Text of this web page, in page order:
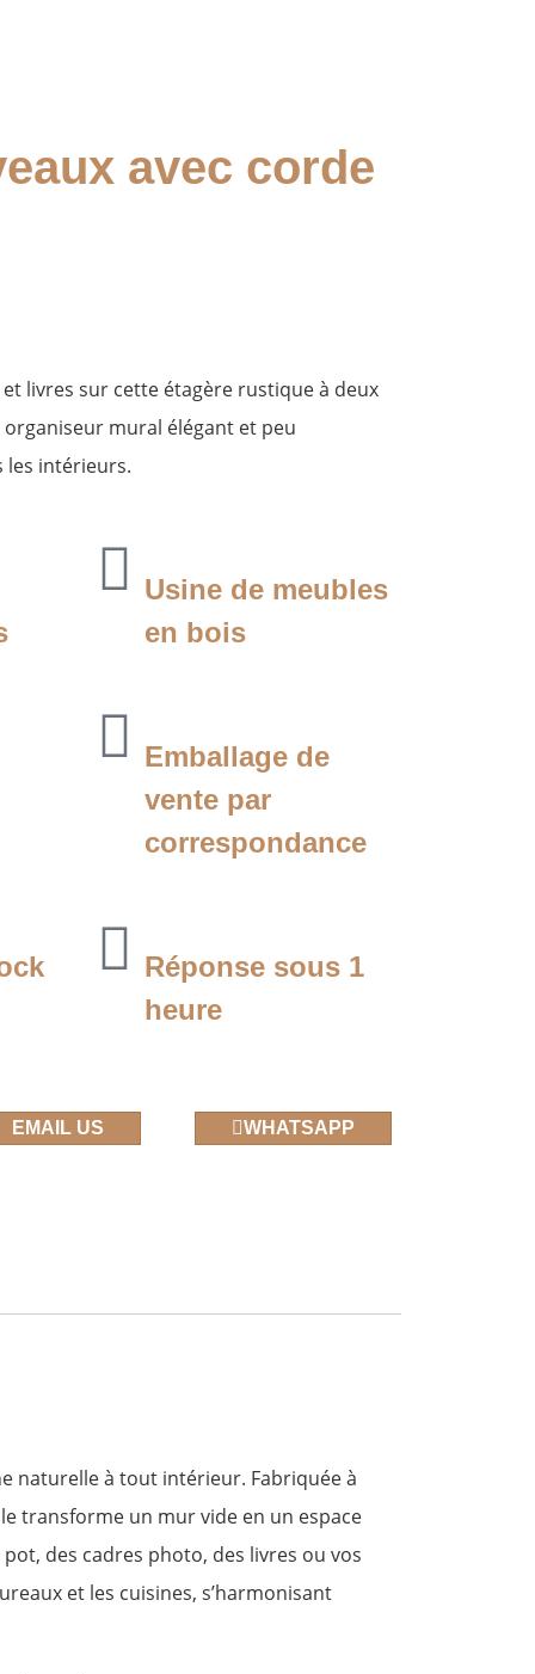
avec corde
livres sur cette étagère rustique à deux
mural élégant et peu
intérieurs.
Usine de meubles
en bois
Emballage de
vente par
correspondance
Réponse sous 1
heure
EMAIL US WHATSAPP
naturelle à tout intérieur. Fabriquée à
transforme un mur vide en un espace
des cadres photo, des livres ou vos
et les cuisines, s’harmonisant